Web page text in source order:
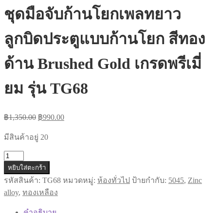
ชุดมือจับก้านโยกเพลทยาว
ลูกบิดประตูแบบก้านโยก สีทอง
ด้าน Brushed Gold เกรดพรีเมี่
ยม รุ่น TG68
฿1,350.00 Original
price
was:
฿1,350.00.
฿990.00Current
price
มีสินค้าอยู่ 20
จำนวน
ชุด
มือ
จับ
หยิบใส่ตะกร้า
รหัสสินค้า: TG68 หมวดหมู่: ห้องทั่วไป ป้ายกำกับ: 5045, Zinc
alloy, ทองเหลือง